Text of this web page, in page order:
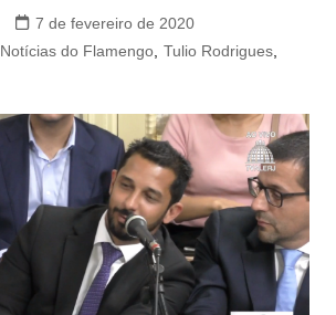
7 de fevereiro de 2020
Notícias do Flamengo, Tulio Rodrigues,